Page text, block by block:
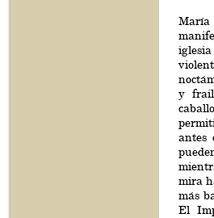
María
y
antes
mira
más
El